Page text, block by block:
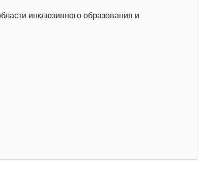
инклюзивного образования и